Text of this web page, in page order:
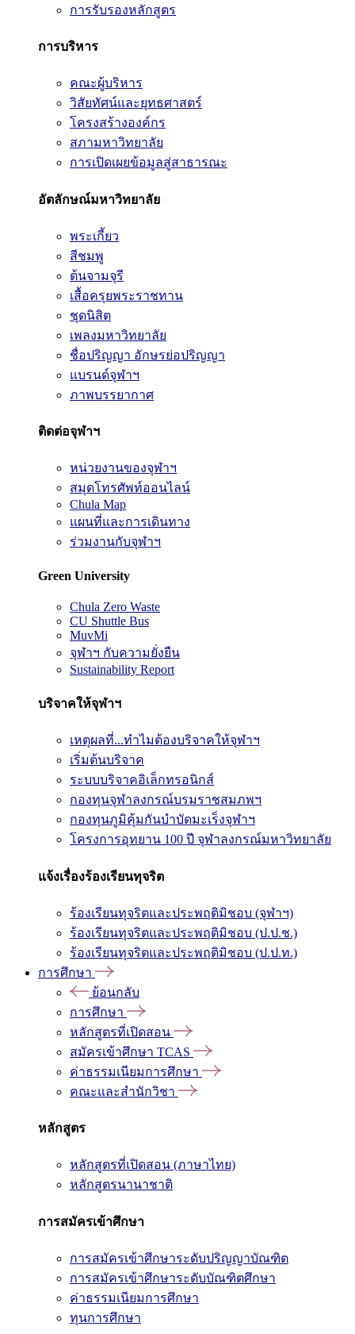
การรับรองหลักสูตร
การบริหาร
คณะผู้บริหาร
วิสัยทัศน์และยุทธศาสตร์
โครงสร้างองค์กร
สภามหาวิทยาลัย
การเปิดเผยข้อมูลสู่สาธารณะ
อัตลักษณ์มหาวิทยาลัย
พระเกี้ยว
สีชมพู
ต้นจามจุรี
เสื้อครุยพระราชทาน
ชุดนิสิต
เพลงมหาวิทยาลัย
ชื่อปริญญา อักษรย่อปริญญา
แบรนด์จุฬาฯ
ภาพบรรยากาศ
ติดต่อจุฬาฯ
หน่วยงานของจุฬาฯ
สมุดโทรศัพท์ออนไลน์
Chula Map
แผนที่และการเดินทาง
ร่วมงานกับจุฬาฯ
Green University
Chula Zero Waste
CU Shuttle Bus
MuvMi
จุฬาฯ กับความยั่งยืน
Sustainability Report
บริจาคให้จุฬาฯ
เหตุผลที่...ทำไมต้องบริจาคให้จุฬาฯ
เริ่มต้นบริจาค
ระบบบริจาคอิเล็กทรอนิกส์
กองทุนจุฬาลงกรณ์บรมราชสมภพฯ
กองทุนภูมิคุ้มกันบำบัดมะเร็งจุฬาฯ
โครงการอุทยาน 100 ปี จุฬาลงกรณ์มหาวิทยาลัย
แจ้งเรื่องร้องเรียนทุจริต
ร้องเรียนทุจริตและประพฤติมิชอบ (จุฬาฯ)
ร้องเรียนทุจริตและประพฤติมิชอบ (ป.ป.ช.)
ร้องเรียนทุจริตและประพฤติมิชอบ (ป.ป.ท.)
การศึกษา
ย้อนกลับ
การศึกษา
หลักสูตรที่เปิดสอน
สมัครเข้าศึกษา TCAS
ค่าธรรมเนียมการศึกษา
คณะและสำนักวิชา
หลักสูตร
หลักสูตรที่เปิดสอน (ภาษาไทย)
หลักสูตรนานาชาติ
การสมัครเข้าศึกษา
การสมัครเข้าศึกษาระดับปริญญาบัณฑิต
การสมัครเข้าศึกษาระดับบัณฑิตศึกษา
ค่าธรรมเนียมการศึกษา
ทุนการศึกษา